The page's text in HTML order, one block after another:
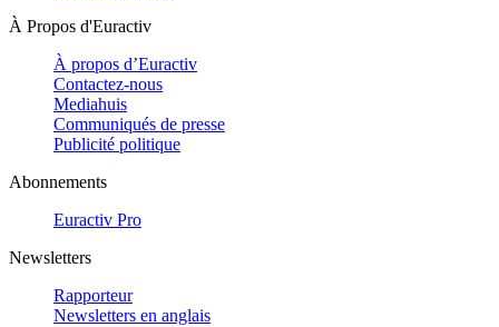
À Propos d'Euractiv
À propos d’Euractiv
Contactez-nous
Mediahuis
Communiqués de presse
Publicité politique
Abonnements
Euractiv Pro
Newsletters
Rapporteur
Newsletters en anglais